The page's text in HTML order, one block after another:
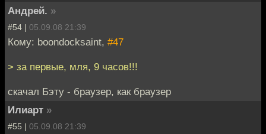
Андрей. »
#54 | 05.09.08 21:39
Кому: boondocksaint, #47
> за первые, мля, 9 часов!!!
скачал Бэту - браузер, как браузер
Илиарт »
#55 | 05.09.08 21:39